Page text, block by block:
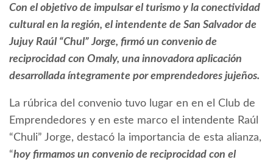
Con el objetivo de impulsar el turismo y la conectividad
cultural en la región, el intendente de San Salvador de
Jujuy Raúl “Chul” Jorge, firmó un convenio de
reciprocidad con Omaly, una innovadora aplicación
desarrollada íntegramente por emprendedores jujeños.
La rúbrica del convenio tuvo lugar en en el Club de
Emprendedores y en este marco el intendente Raúl
“Chuli” Jorge, destacó la importancia de esta alianza,
“hoy firmamos un convenio de reciprocidad con el